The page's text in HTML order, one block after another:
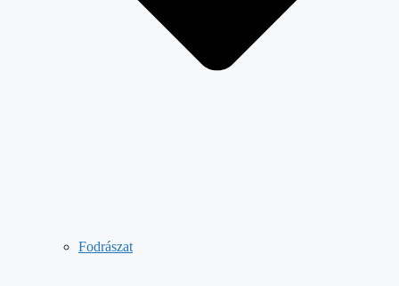
Fodrászat